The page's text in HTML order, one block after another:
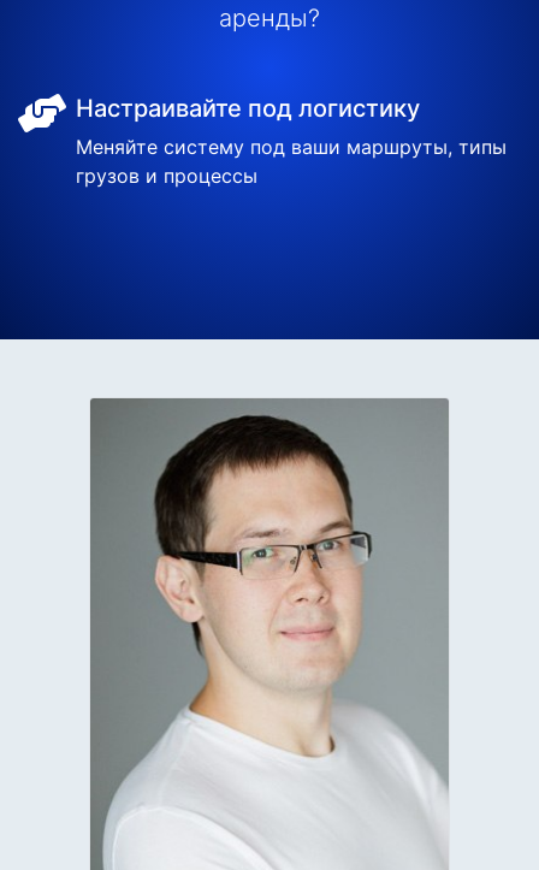
аренды?
Настраивайте под логистику
Меняйте систему под ваши маршруты, типы
грузов и процессы